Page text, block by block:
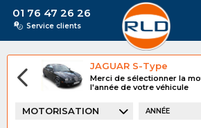
01 76 47 26 26
Service clients
JAGUAR S-Type
Merci de sélectionner la
l'année de votre véhicule
MOTORISATION ANNÉE